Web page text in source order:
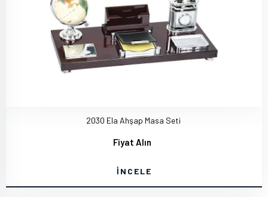
2030 Ela Ahşap Masa Seti
Fiyat Alın
İNCELE